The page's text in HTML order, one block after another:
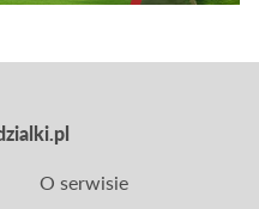
O serwisie